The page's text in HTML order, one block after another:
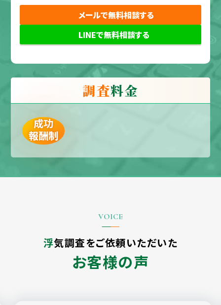
メールで無料相談する
LINEで無料相談する
調査料金
成功
報酬制
浮気調査をご依頼いただいた
お客様の声